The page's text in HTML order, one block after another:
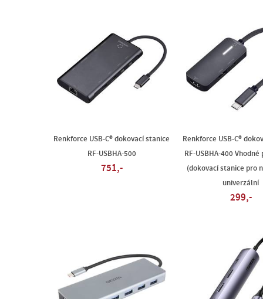
Renkforce USB-C® dokovací stanice
RF-USBHA-500
751,-
Renkforce USB-C®
RF-USBHA-400
(dokovací stanice pro
univerzální
299,-